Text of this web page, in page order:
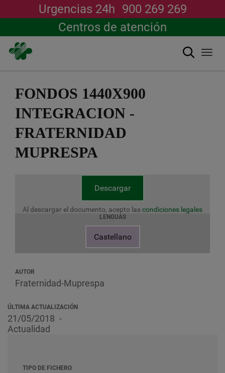
contenido
Urgencias 24h 900 269 269
Centros de atención
Buscar
FONDOS 1440X900
INTEGRACION -
FRATERNIDAD
MUPRESPA
Descargar
Al descargar el documento, acepto lascondiciones legales
LENGUAS
Castellano
AUTOR
Fraternidad-Muprespa
ÚLTIMA ACTUALIZACIÓN
21/05/2018
Actualidad
TIPO DE FICHERO